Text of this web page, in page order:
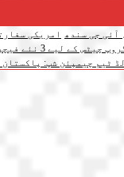
آئی جی سندھ امریکی
3 نئے فیچرز متعارف کرا دیے
شپ: پاکستان نے امریکا کو